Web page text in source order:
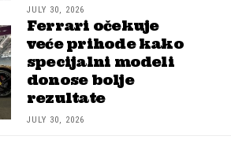
JULY 30, 2026
Ferrari očekuje
veće prihode kako
specijalni modeli
donose bolje
rezultate
JULY 30, 2026